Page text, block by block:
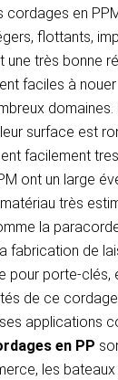
cordages en
flottants,
une très bonne
faciles à
surface est
facilement
ont un large
très
la
fabrication de
pour porte-clés,
de ce
applications
en PP
les